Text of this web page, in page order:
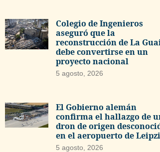
Colegio de Ingenieros
aseguró que la
reconstrucción de La
debe convertirse en un
proyecto nacional
5 agosto, 2026
El Gobierno alemán
confirma el hallazgo de
dron de origen
en el aeropuerto de
5 agosto, 2026